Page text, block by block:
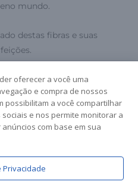
mundo.
destas fibras e suas
produção deFernando
o Lab401.
de 2021.
POP!, Prime e Exclusive.
oferecer a você uma
e compra de nossos
possibilitam a você compartilhar
e nos permite monitorar a
com base em sua
Privacidade